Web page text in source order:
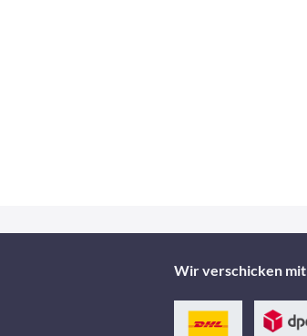
Wir verschicken mit